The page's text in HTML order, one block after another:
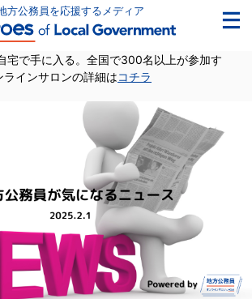
方公務員を応援するメディア
宅で手に入る。全国で300名以上が参加す
インサロンの詳細はコチラ